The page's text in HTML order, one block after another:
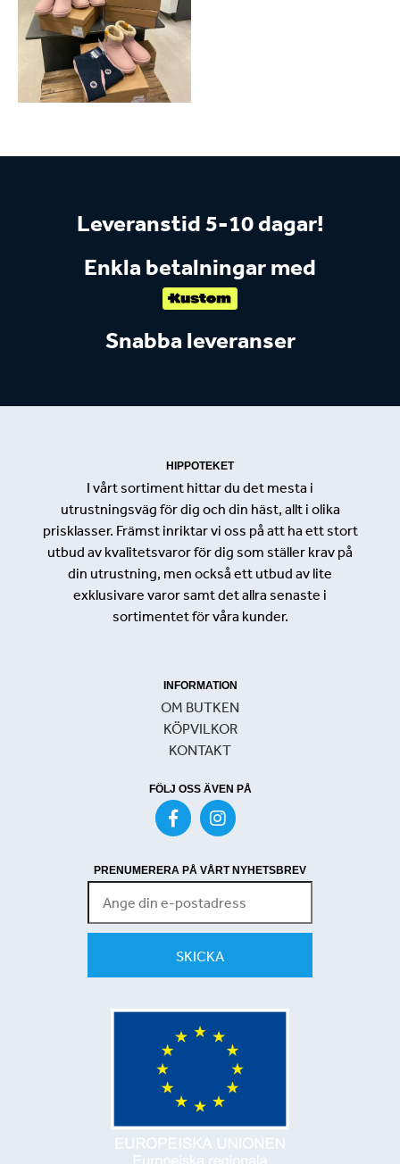
Leveranstid 5-10 dagar!
Enkla betalningar med
Snabba leveranser
HIPPOTEKET
I vårt sortiment hittar du det mesta i
utrustningsväg för dig och din häst, allt i olika
prisklasser. Främst inriktar vi oss på att ha ett stort
utbud av kvalitetsvaror för dig som ställer krav på
din utrustning, men också ett utbud av lite
exklusivare varor samt det allra senaste i
sortimentet för våra kunder.
INFORMATION
OM BUTKEN
KÖPVILKOR
KONTAKT
FÖLJ OSS ÄVEN PÅ
PRENUMERERA PÅ VÅRT NYHETSBREV